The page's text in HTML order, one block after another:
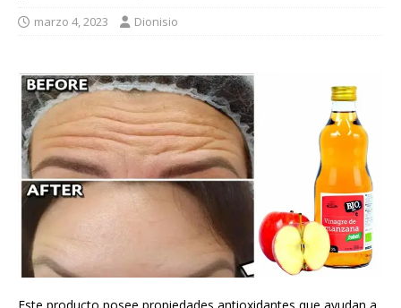
marzo 4, 2023 Dionisio
Este producto posee propiedades antioxidantes que ayudan a